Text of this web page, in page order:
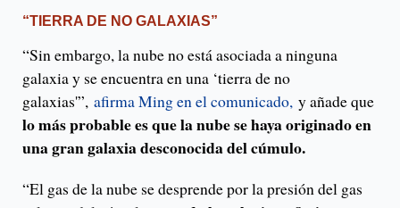
“TIERRA DE NO GALAXIAS”
“Sin embargo, la nube no está asociada a ninguna
galaxia y se encuentra en una ‘tierra de no
galaxias'”, afirma Ming en el comunicado, y añade que
lo más probable es que la nube se haya originado en
una gran galaxia desconocida del cúmulo.
“El gas de la nube se desprende por la presión del gas